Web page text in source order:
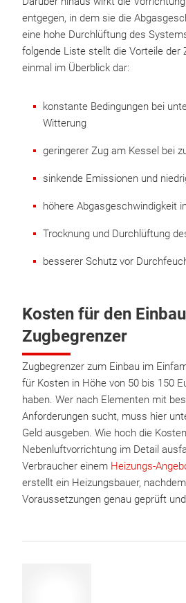
entgegen, in dem sie die
eine hohe Durchlüftung des
folgende Liste stellt die Vorteile der
einmal im Überblick dar:
konstante Bedingungen bei
Witterung
geringerer Zug am Kessel bei
sinkende Emissionen und
höhere Abgasgeschwindigkeit
Trocknung und Durchlüftung
besserer Schutz vor
Kosten für den
Zugbegrenzer
Zugbegrenzer zum Einbau im
für Kosten in Höhe von 50 bis 150
haben. Wer nach Elementen mit
Anforderungen sucht, muss hier
Geld ausgeben. Wie hoch die
Nebenluftvorrichtung im Detail
Verbraucher einem Heizungs-
erstellt ein Heizungsbauer,
Voraussetzungen genau geprüft